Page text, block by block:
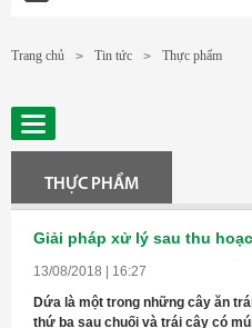
Trang chủ > Tin tức > Thực phẩm
THỰC PHẨM
Giải pháp xử lý sau thu
13/08/2018 | 16:27
Dứa là một trong những cây ăn
thứ ba sau chuối và trái cây có